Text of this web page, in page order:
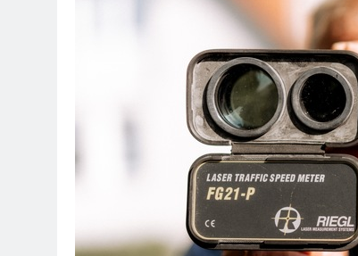
7.
POL-
7.
HZA-
Durch
7.
POL-
Erhalten
7. August
6.
POL-